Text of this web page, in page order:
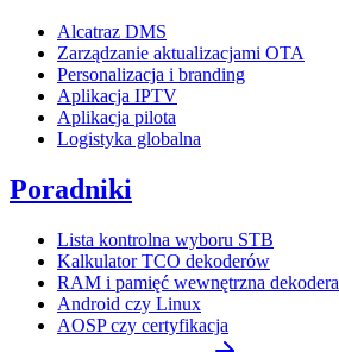
Alcatraz DMS
Zarządzanie aktualizacjami OTA
Personalizacja i branding
Aplikacja IPTV
Aplikacja pilota
Logistyka globalna
Poradniki
Lista kontrolna wyboru STB
Kalkulator TCO dekoderów
RAM i pamięć wewnętrzna dekodera
Android czy Linux
AOSP czy certyfikacja